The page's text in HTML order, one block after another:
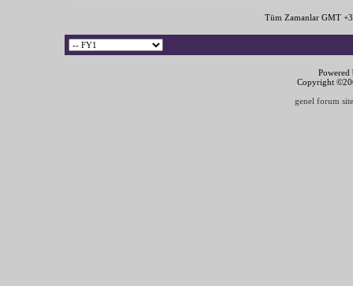
Tüm Zamanlar GMT
Copyright
genel forum